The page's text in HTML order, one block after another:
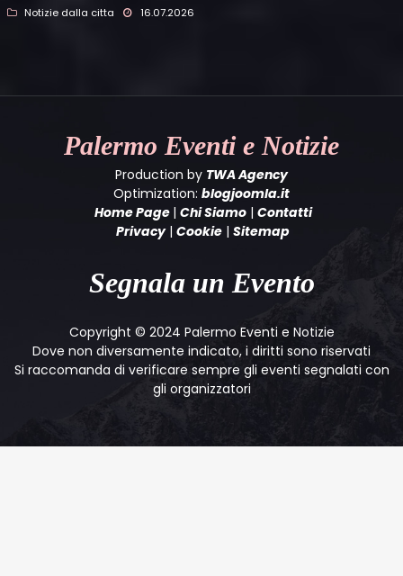
Notizie dalla citta 16.07.2026
Palermo Eventi e Notizie
Production by TWA Agency
Optimization: blogjoomla.it
Home Page | Chi Siamo| Contatti
Privacy| Cookie | Sitemap
Segnala un Evento
Copyright © 2024 Palermo Eventi e Notizie
Dove non diversamente indicato, i diritti sono riservati
Si raccomanda di verificare sempre gli eventi segnalati con
gli organizzatori